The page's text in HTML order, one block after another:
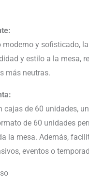
moderno y sofisticado,
y estilo a la mesa,
más neutras.
cajas de 60 unidades,
de 60 unidades
la mesa. Además,
eventos o